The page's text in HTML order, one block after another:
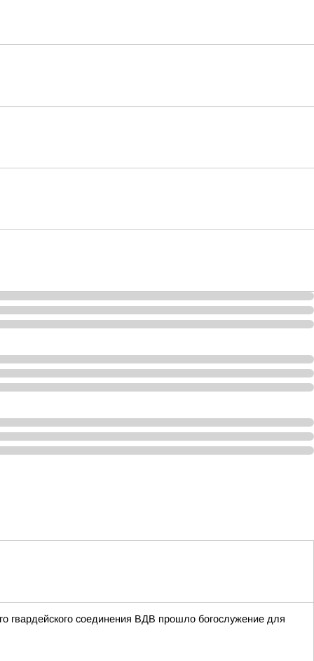
гвардейского соединения ВДВ прошло богослужение для